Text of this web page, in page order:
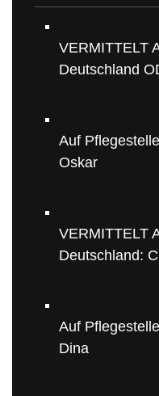
VERMITTELT
Deutschland
Auf
Oskar
VERMITTELT
Deutschland:
Auf
Dina